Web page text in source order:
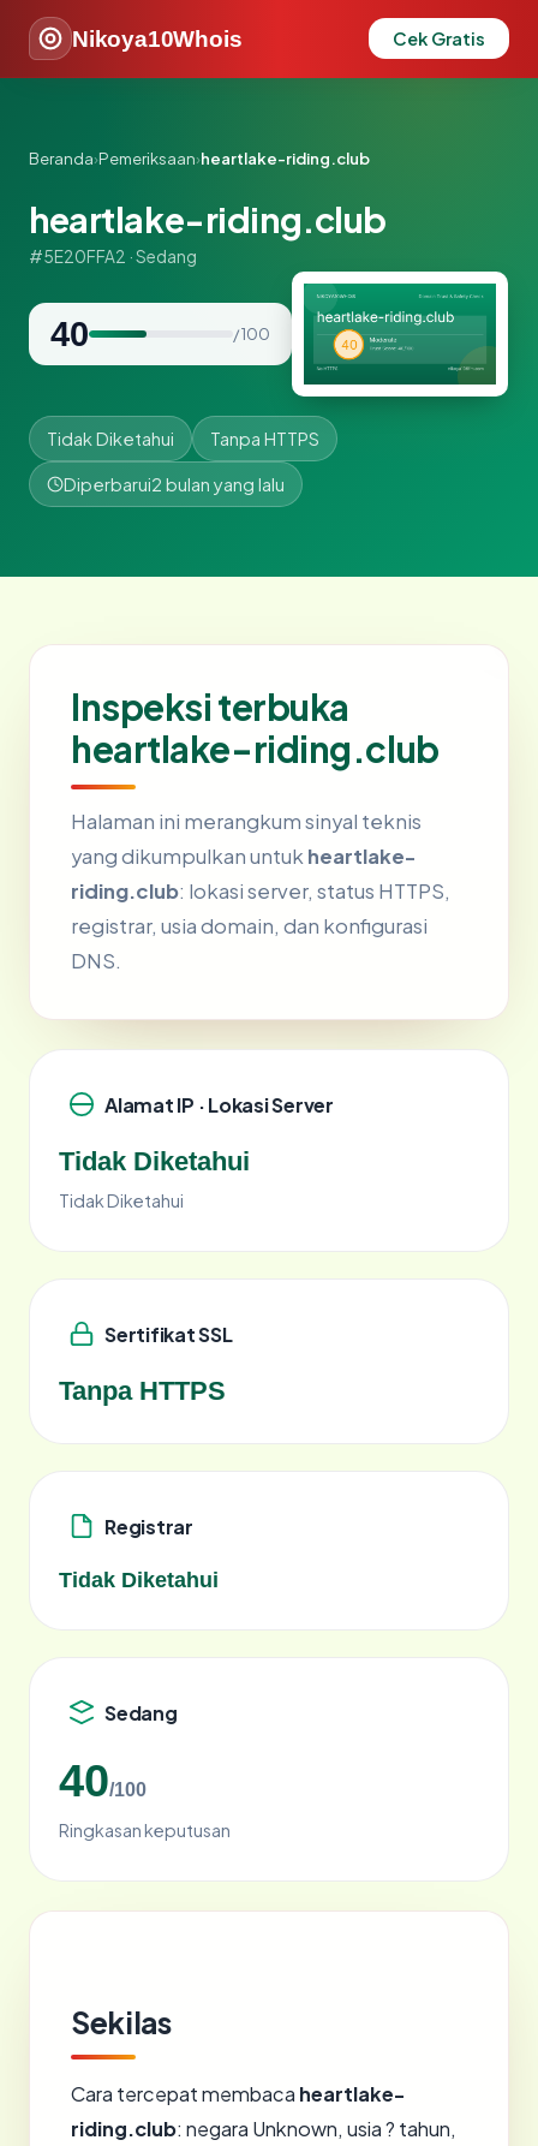
Nikoya10Whois Cek Gratis
Beranda›Pemeriksaan›heartlake-riding.club
heartlake-riding.club
#5E20FFA2 · Sedang
40 / 100
Tidak Diketahui Tanpa HTTPS
Diperbarui2 bulan yang lalu
Inspeksi terbuka
heartlake-riding.club
Halaman ini merangkum sinyal teknis
yang dikumpulkan untuk heartlake-
riding.club: lokasi server, status HTTPS,
registrar, usia domain, dan konfigurasi
DNS.
Alamat IP · Lokasi Server
Tidak Diketahui
Tidak Diketahui
Sertifikat SSL
Tanpa HTTPS
Registrar
Tidak Diketahui
Sedang
40/100
Ringkasan keputusan
Sekilas
Cara tercepat membaca heartlake-
riding.club: negara Unknown, usia ? tahun,